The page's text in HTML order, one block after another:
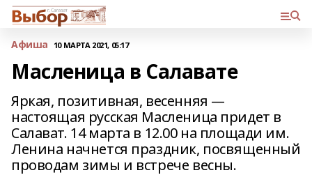
Афиша 10 МАРТА 2021, 05:17
Масленица в Салавате
Яркая, позитивная, весенняя —
настоящая русская Масленица придет в
Салават. 14 марта в 12.00 на площади им.
Ленина начнется праздник, посвященный
проводам зимы и встрече весны.